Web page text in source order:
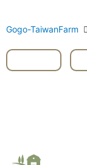
Gogo-TaiwanFarm